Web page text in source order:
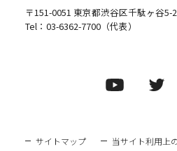
〒151-0051 東京都渋谷区千駄ヶ谷5-
Tel： 03-6362-7700（代表）
サイトマップ 当サイト利用上